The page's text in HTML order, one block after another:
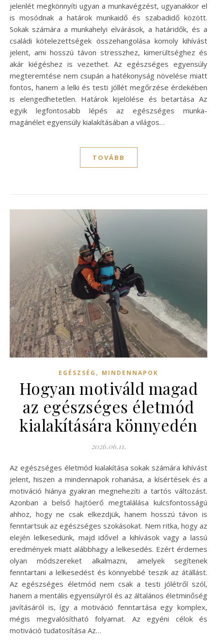
jelenlét megkönnyíti ugyan a munkavégzést, ugyanakkor el
is mosódnak a határok munkaidő és szabadidő között.
Sokak számára a munkahelyi elvárások, a határidők, és a
családi kötelezettségek összehangolása komoly kihívást
jelent, ami hosszú távon stresszhez, kimerültséghez és
akár kiégéshez is vezethet. Az egészséges egyensúly
megteremtése nem csupán a hatékonyság növelése miatt
fontos, hanem a lelki és testi jóllét megőrzése érdekében
is elengedhetetlen. Határok kijelölése és betartása Az
egyik legfontosabb lépés az egészséges munka-
magánélet egyensúly kialakításában a világos…
TOVÁBB
EGÉSZSÉG , MINDENNAPOK
Hogyan motiváld magad
az egészséges életmód
kialakítására könnyedén
2026.06.11.
Az egészséges életmód kialakítása sokak számára kihívást
jelent, hiszen a mindennapok rohanása, a kísértések és a
motiváció hiánya gyakran megnehezíti a tartós változást.
Azonban a belső hajtóerő megtalálása kulcsfontosságú
ahhoz, hogy ne csak elkezdjük, hanem hosszú távon is
fenntartsuk az egészséges szokásokat. Nem ritka, hogy az
elején lelkesedünk, majd idővel a kihívások vagy a lassú
eredmények miatt alábbhagy a lelkesedés. Ezért érdemes
olyan módszereket alkalmazni, amelyek segítenek
fenntartani a lelkesedést és könnyebbé teszik az átállást.
Az egészséges életmód nem csak a testi jólétről szól,
hanem a mentális egyensúlyról és az általános életminőség
javításáról is, így a motiváció fenntartása egy komplex,
mégis megvalósítható folyamat. Az egyéni célok és
motiváció tudatosítása Az…